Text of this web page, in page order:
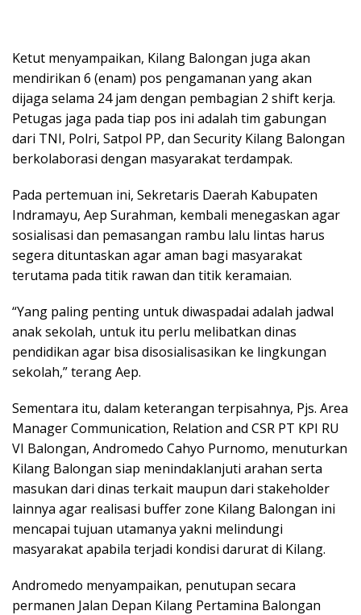
Ketut menyampaikan, Kilang Balongan juga akan
mendirikan 6 (enam) pos pengamanan yang akan
dijaga selama 24 jam dengan pembagian 2 shift kerja.
Petugas jaga pada tiap pos ini adalah tim gabungan
dari TNI, Polri, Satpol PP, dan Security Kilang Balongan
berkolaborasi dengan masyarakat terdampak.
Pada pertemuan ini, Sekretaris Daerah Kabupaten
Indramayu, Aep Surahman, kembali menegaskan agar
sosialisasi dan pemasangan rambu lalu lintas harus
segera dituntaskan agar aman bagi masyarakat
terutama pada titik rawan dan titik keramaian.
“Yang paling penting untuk diwaspadai adalah jadwal
anak sekolah, untuk itu perlu melibatkan dinas
pendidikan agar bisa disosialisasikan ke lingkungan
sekolah,” terang Aep.
Sementara itu, dalam keterangan terpisahnya, Pjs. Area
Manager Communication, Relation and CSR PT KPI RU
VI Balongan, Andromedo Cahyo Purnomo, menuturkan
Kilang Balongan siap menindaklanjuti arahan serta
masukan dari dinas terkait maupun dari stakeholder
lainnya agar realisasi buffer zone Kilang Balongan ini
mencapai tujuan utamanya yakni melindungi
masyarakat apabila terjadi kondisi darurat di Kilang.
Andromedo menyampaikan, penutupan secara
permanen Jalan Depan Kilang Pertamina Balongan